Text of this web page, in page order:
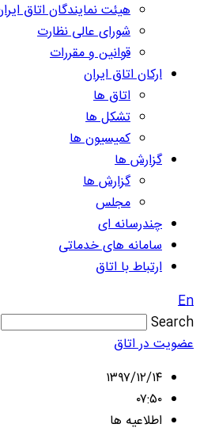
هیئت نمایندگان اتاق
شورای عالی نظارت
قوانین و مقررات
ارکان اتاق ایران
اتاق ها
تشکل ها
کمیسیون ها
گزارش ها
گزارش ها
مجلس
چندرسانه ای
سامانه های خدماتی
ارتباط با اتاق
En
Search
عضویت در اتاق
۱۳۹۷/۱۲/۱۴
۰۷:۵۰
اطلاعیه ها